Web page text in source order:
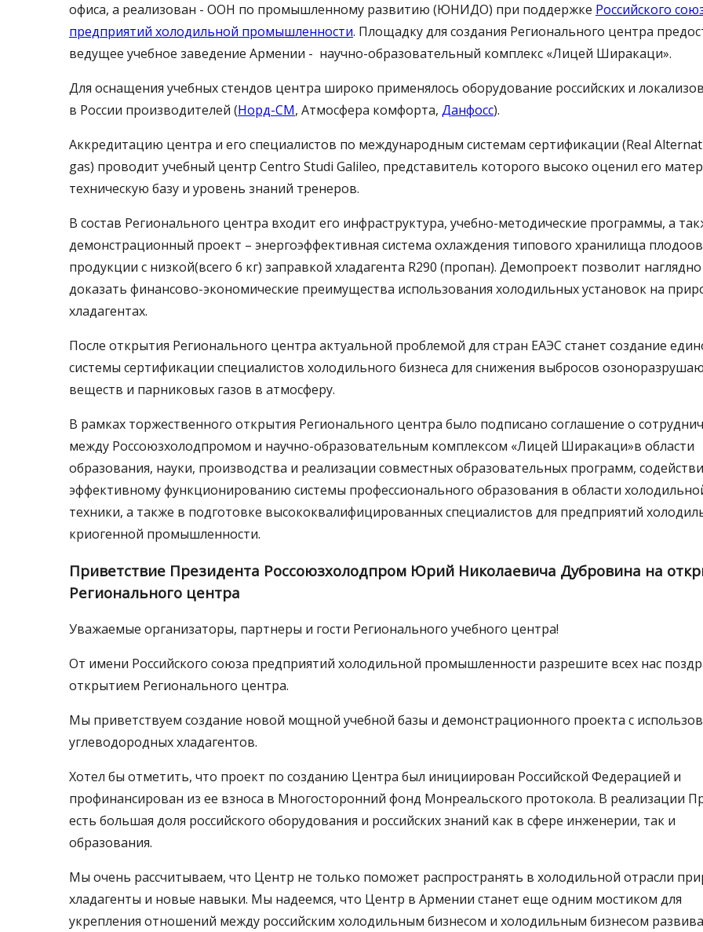
офиса, а реализован - ООН по промышленному развитию (ЮНИДО) при поддержке Российского
предприятий холодильной промышленности. Площадку для создания Регионального центра
ведущее учебное заведение Армении - научно-образовательный комплекс «Лицей Ширакаци».
Для оснащения учебных стендов центра широко применялось оборудование российских и
в России производителей (Норд-СМ, Атмосфера комфорта, Данфосс).
Аккредитацию центра и его специалистов по международным системам сертификации (Real
gas) проводит учебный центр Centro Studi Galileo, представитель которого высоко оценил его
техническую базу и уровень знаний тренеров.
В состав Регионального центра входит его инфраструктура, учебно-методические программы, а
демонстрационный проект – энергоэффективная система охлаждения типового хранилища
продукции с низкой(всего 6 кг) заправкой хладагента R290 (пропан). Демопроект позволит наглядно
доказать финансово-экономические преимущества использования холодильных установок на
хладагентах.
После открытия Регионального центра актуальной проблемой для стран ЕАЭС станет создание
системы сертификации специалистов холодильного бизнеса для снижения выбросов
веществ и парниковых газов в атмосферу.
В рамках торжественного открытия Регионального центра было подписано соглашение о
между Россоюзхолодпромом и научно-образовательным комплексом «Лицей Ширакаци»в области
образования, науки, производства и реализации совместных образовательных программ,
эффективному функционированию системы профессионального образования в области
техники, а также в подготовке высококвалифицированных специалистов для предприятий
криогенной промышленности.
Приветствие Президента Россоюзхолодпром Юрий Николаевича Дубровина на
Регионального центра
Уважаемые организаторы, партнеры и гости Регионального учебного центра!
От имени Российского союза предприятий холодильной промышленности разрешите всех нас
открытием Регионального центра.
Мы приветствуем создание новой мощной учебной базы и демонстрационного проекта с
углеводородных хладагентов.
Хотел бы отметить, что проект по созданию Центра был инициирован Российской Федерацией и
профинансирован из ее взноса в Многосторонний фонд Монреальского протокола. В реализации
есть большая доля российского оборудования и российских знаний как в сфере инженерии, так и
образования.
Мы очень рассчитываем, что Центр не только поможет распространять в холодильной отрасли
хладагенты и новые навыки. Мы надеемся, что Центр в Армении станет еще одним мостиком для
укрепления отношений между российским холодильным бизнесом и холодильным бизнесом